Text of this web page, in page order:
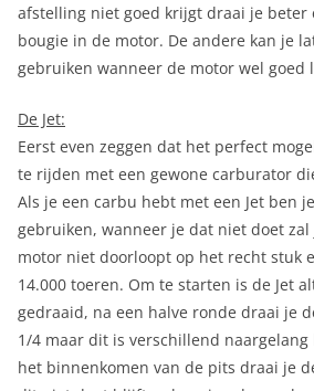
afstelling niet goed krijgt draai je beter
bougie in de motor. De andere kan je
gebruiken wanneer de motor wel goed
De Jet:
Eerst even zeggen dat het perfect
te rijden met een gewone carburator
Als je een carbu hebt met een Jet ben
gebruiken, wanneer je dat niet doet
motor niet doorloopt op het recht stuk
14.000 toeren. Om te starten is de Jet
gedraaid, na een halve ronde draai je
1/4 maar dit is verschillend naargelang
het binnenkomen van de pits draai je